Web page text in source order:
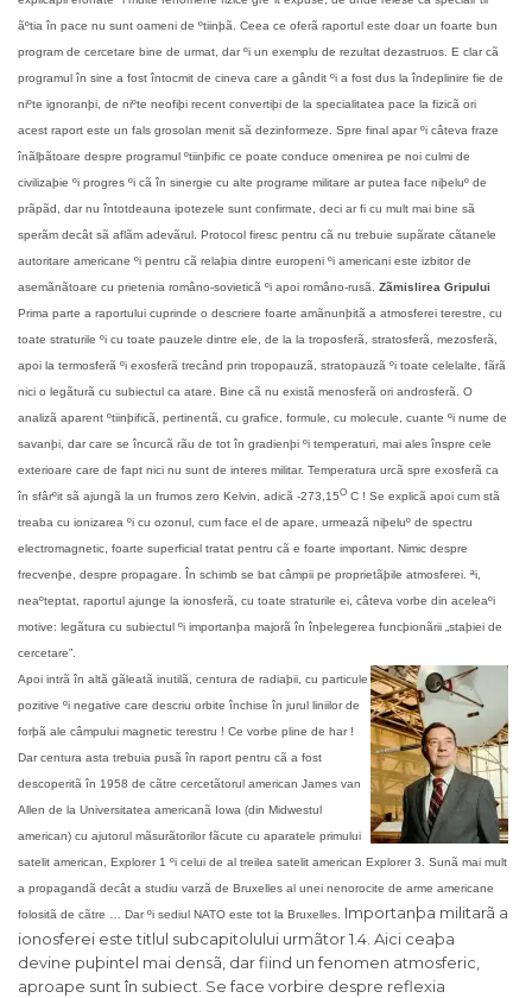
ãºtia în pace nu sunt oameni de ºtiinþã. Ceea ce oferã raportul este doar un foarte bun
program de cercetare bine de urmat, dar ºi un exemplu de rezultat dezastruos. E clar cã
programul în sine a fost întocmit de cineva care a gândit ºi a fost dus la îndeplinire fie de
niºte ignoranþi, de niºte neofiþi recent convertiþi de la specialitatea pace la fizicã ori
acest raport este un fals grosolan menit sã dezinformeze. Spre final apar ºi câteva fraze
înãlþãtoare despre programul ºtiinþific ce poate conduce omenirea pe noi culmi de
civilizaþie ºi progres ºi cã în sinergie cu alte programe militare ar putea face niþeluº de
prãpãd, dar nu întotdeauna ipotezele sunt confirmate, deci ar fi cu mult mai bine sã
sperãm decât sã aflãm adevãrul. Protocol firesc pentru cã nu trebuie supãrate cãtanele
autoritare americane ºi pentru cã relaþia dintre europeni ºi americani este izbitor de
asemãnãtoare cu prietenia româno-sovieticã ºi apoi româno-rusã.
Zãmislirea Gripului
Prima parte a raportului cuprinde o descriere foarte amãnunþitã a atmosferei terestre, cu
toate straturile ºi cu toate pauzele dintre ele, de la la troposferã, stratosferã, mezosferã,
apoi la termosferã ºi exosferã trecând prin tropopauzã, stratopauzã ºi toate celelalte, fãrã
nici o legãturã cu subiectul ca atare. Bine cã nu existã menosferã ori androsferã. O
analizã aparent ºtiinþificã, pertinentã, cu grafice, formule, cu molecule, cuante ºi nume de
savanþi, dar care se încurcã rãu de tot în gradienþi ºi temperaturi, mai ales înspre cele
exterioare care de fapt nici nu sunt de interes militar. Temperatura urcã spre exosferã ca
în sfârºit sã ajungã la un frumos zero Kelvin, adicã -273,15O C ! Se explicã apoi cum stã
treaba cu ionizarea ºi cu ozonul, cum face el de apare, urmeazã niþeluº de spectru
electromagnetic, foarte superficial tratat pentru cã e foarte important. Nimic despre
frecvenþe, despre propagare. În schimb se bat câmpii pe proprietãþile atmosferei. ªi,
neaºteptat, raportul ajunge la ionosferã, cu toate straturile ei, câteva vorbe din aceleaºi
motive: legãtura cu subiectul ºi importanþa majorã în înþelegerea funcþionãrii „staþiei de
cercetare”.
Apoi intrã în altã gãleatã inutilã, centura de radiaþii, cu particule
pozitive ºi negative care descriu orbite închise în jurul liniilor de
forþã ale câmpului magnetic terestru ! Ce vorbe pline de har !
Dar centura asta trebuia pusã în raport pentru cã a fost
descoperitã în 1958 de cãtre cercetãtorul american James van
Allen de la Universitatea americanã Iowa (din Midwestul
american) cu ajutorul mãsurãtorilor fãcute cu aparatele primului
satelit american, Explorer 1 ºi celui de al treilea satelit american Explorer 3. Sunã mai mult
a propagandã decât a studiu varzã de Bruxelles al unei nenorocite de arme americane
folositã de cãtre … Dar ºi sediul NATO este tot la Bruxelles.
Importanþa militarã a
ionosferei este titlul subcapitolului urmãtor 1.4. Aici ceaþa
devine puþintel mai densã, dar fiind un fenomen atmosferic,
aproape sunt în subiect. Se face vorbire despre reflexia